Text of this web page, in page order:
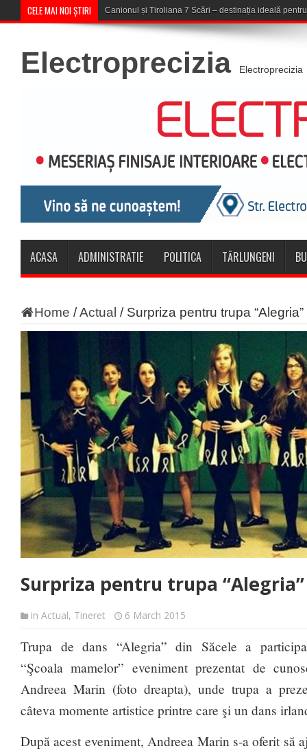
CELE MAI NOI ȘTIRI Concert în aer liber la Komeea Café
Electroprecizia Electroprecizia
ACASA ADMINISTRATIE POLITICA TĂRLUNGENI
Home /Actual / Surpriza pentru trupa
Surpriza pentru trupa “Alegria”
in Actual, Tineret 6 March 2015
Trupa de dans “Alegria” din Săcele a
“Şcoala mamelor” eveniment prezentat de
Andreea Marin (foto dreapta), unde trupa a
câteva momente artistice printre care şi un dans
După acest eveniment, Andreea Marin s-a oferit să